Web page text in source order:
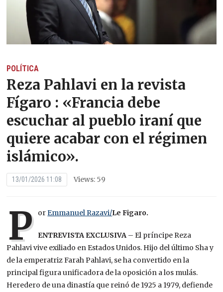
POLÍTICA
Reza Pahlavi en la revista
Fígaro : «Francia debe
escuchar al pueblo iraní que
quiere acabar con el régimen
islámico».
13/01/2026 11:08 Views: 59
P orEmmanuel Razavi/Le Figaro.
ENTREVISTA EXCLUSIVA – El príncipe Reza
Pahlavi vive exiliado en Estados Unidos. Hijo del último Sha y
de la emperatriz Farah Pahlavi, se ha convertido en la
principal figura unificadora de la oposición a los mulás.
Heredero de una dinastía que reinó de 1925 a 1979, defiende